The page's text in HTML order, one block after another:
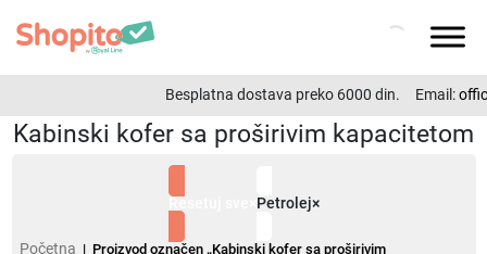
Besplatna dostava preko 6000 din. Email:
Kabinski kofer sa proširivim kapacitetom
Petrolej×
Početna | Proizvod označen „Kabinski kofer sa proširivim